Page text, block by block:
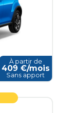
À partir de
409 €/mois
Sans apport